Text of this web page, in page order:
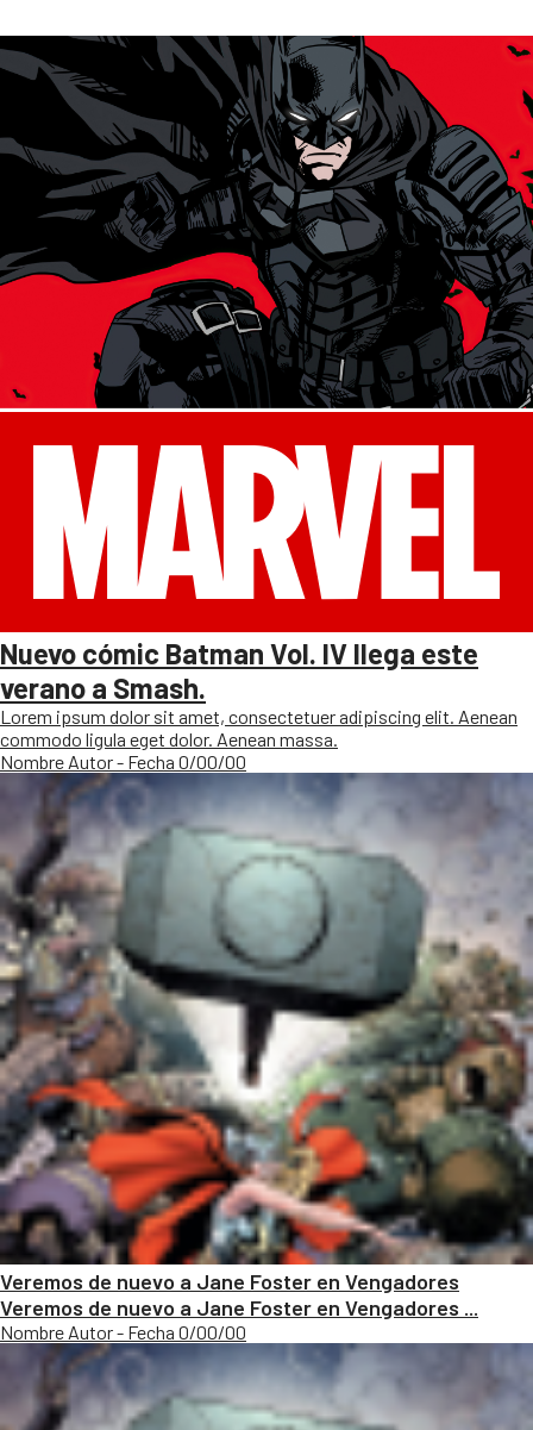
Nuevo cómic Batman Vol. IV llega este
verano a Smash.
Lorem ipsum dolor sit amet, consectetuer adipiscing elit. Aenean
commodo ligula eget dolor. Aenean massa.
Nombre Autor - Fecha 0/00/00
Veremos de nuevo a Jane Foster en Vengadores
Veremos de nuevo a Jane Foster en Vengadores ...
Nombre Autor - Fecha 0/00/00